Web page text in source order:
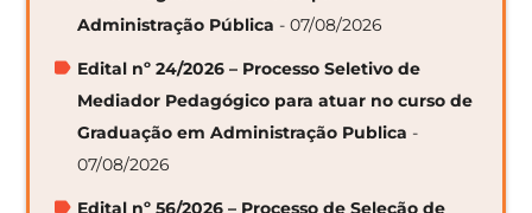
Administração Pública - 07/08/2026
Edital nº 24/2026 – Processo Seletivo de
Mediador Pedagógico para atuar no curso de
Graduação em Administração Publica -
07/08/2026
Edital nº 56/2026 – Processo de Seleção de